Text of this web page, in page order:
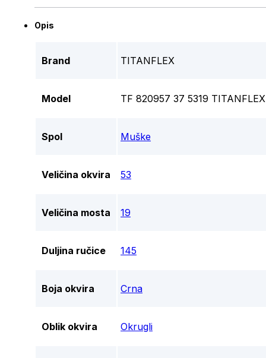
Opis
Brand TITANFLEX
Model TF 820957 37 5319
Spol Muške
Veličina okvira 53
Veličina mosta 19
Duljina ručice 145
Boja okvira Crna
Oblik okvira Okrugli